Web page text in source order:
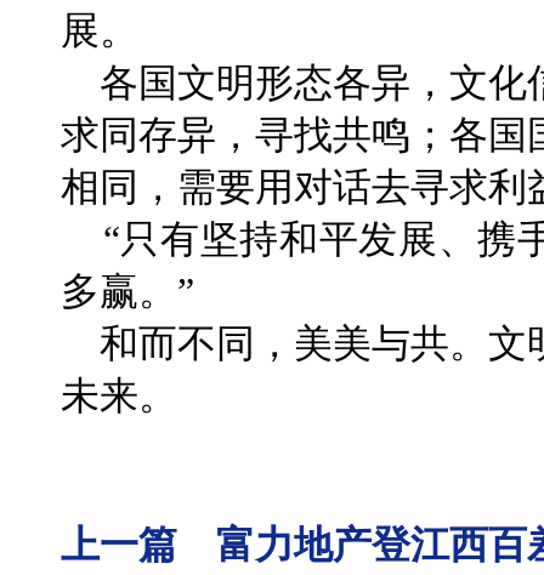
展。
各国文明形态各异，文化
求同存异，寻找共鸣；各
相同，需要用对话去寻求利
“只有坚持和平发展、携
多赢。”
和而不同，美美与共。文
未来。
上一篇 富力地产登江西百